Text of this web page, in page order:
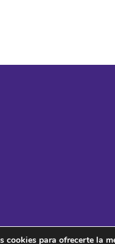
cookies para ofrecerte la